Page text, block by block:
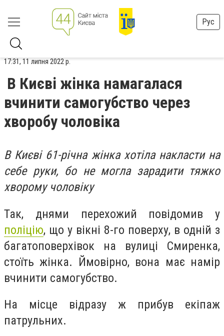
Рус
17:31, 11 липня 2022 р.
В Києві жінка намагалася
вчинити самогубство через
хворобу чоловіка
В Києві 61-річна жінка хотіла накласти на
себе руки, бо не могла зарадити тяжко
хворому чоловіку
Так, днями перехожий повідомив у
поліцію, що у вікні 8-го поверху, в одній з
багатоповерхівок на вулиці Смиренка,
стоїть жінка. Ймовірно, вона має намір
вчинити самогубство.
На місце відразу ж прибув екіпаж
патрульних.